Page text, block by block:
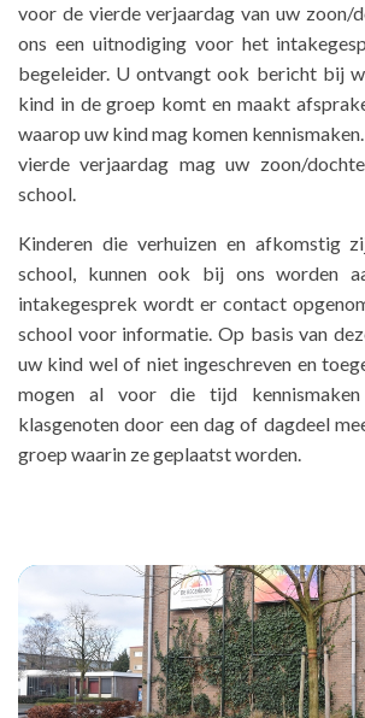
voor de vierde verjaardag van uw zoon/
ons een uitnodiging voor het
begeleider. U ontvangt ook bericht bij
kind in de groep komt en maakt
waarop uw kind mag komen
vierde verjaardag mag uw zoon/
school.
Kinderen die verhuizen en afkomstig
school, kunnen ook bij ons worden
intakegesprek wordt er contact
school voor informatie. Op basis van
uw kind wel of niet ingeschreven en
mogen al voor die tijd
klasgenoten door een dag of dagdeel
groep waarin ze geplaatst worden.